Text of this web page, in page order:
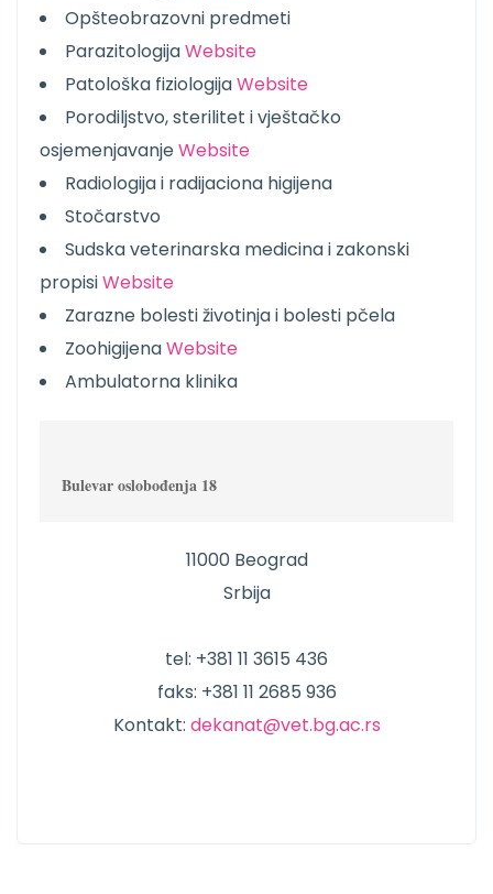
Opšteobrazovni predmeti
ParazitologijaWebsite
Patološka fiziologijaWebsite
Porodiljstvo, sterilitet i vještačko
osjemenjavanjeWebsite
Radiologija i radijaciona higijena
Stočarstvo
Sudska veterinarska medicina i zakonski
propisiWebsite
Zarazne bolesti životinja i bolesti pčela
ZoohigijenaWebsite
Ambulatorna klinika
Bulevar oslobođenja 18
11000 Beograd
Srbija
tel: +381 11 3615 436
faks: +381 11 2685 936
Kontakt: dekanat@vet.bg.ac.rs